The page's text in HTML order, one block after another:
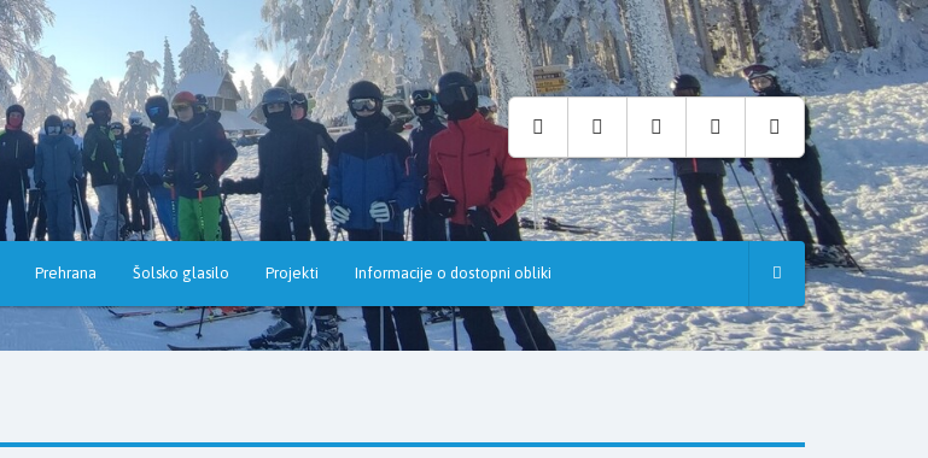
Prehrana Šolsko glasilo Projekti Informacije o dostopni obliki